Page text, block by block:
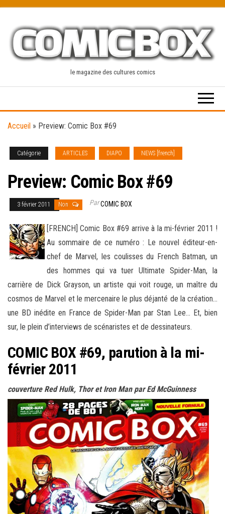
content
le magazine des cultures comics
Accueil » Preview: Comic Box #69
Catégorie ARTICLES DIAPO NEWS [french]
Preview: Comic Box #69
3 février 2011 Non ParCOMIC BOX
[FRENCH] Comic Box #69 arrive à la mi-février 2011 !
Au sommaire de ce numéro : Le nouvel éditeur-en-
chef de Marvel, les coulisses du French Batman, un
des hommes qui va tuer Ultimate Spider-Man, la
carrière de Dick Grayson, un artiste qui voit rouge, un maître du
cosmos de Marvel et le mercenaire le plus déjanté de la création…
une BD inédite en France de Spider-Man par Stan Lee… Et, bien
sur, le plein d’interviews de scénaristes et de dessinateurs.
COMIC BOX #69, parution à la mi-
février 2011
couverture Red Hulk, Thor et Iron Man par Ed McGuinness